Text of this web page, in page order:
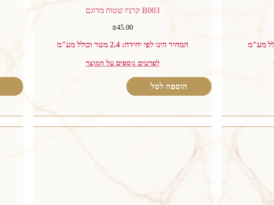
B003 קרניז שטוח מדוגם
₪45.00
המחיר הינו לפי יחידה: 2.4 מטר וכולל מע"מ
לפרטים נוספים על המוצר
הוספה לסל